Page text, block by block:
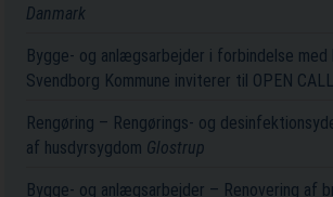
Danmark
Bygge- og anlægsarbejder i forbindelse med
Svendborg Kommune inviterer til OPEN CALL
Rengøring – Rengørings- og
af husdyrsygdom Glostrup
Bygge- og anlægsarbejder – Renovering af